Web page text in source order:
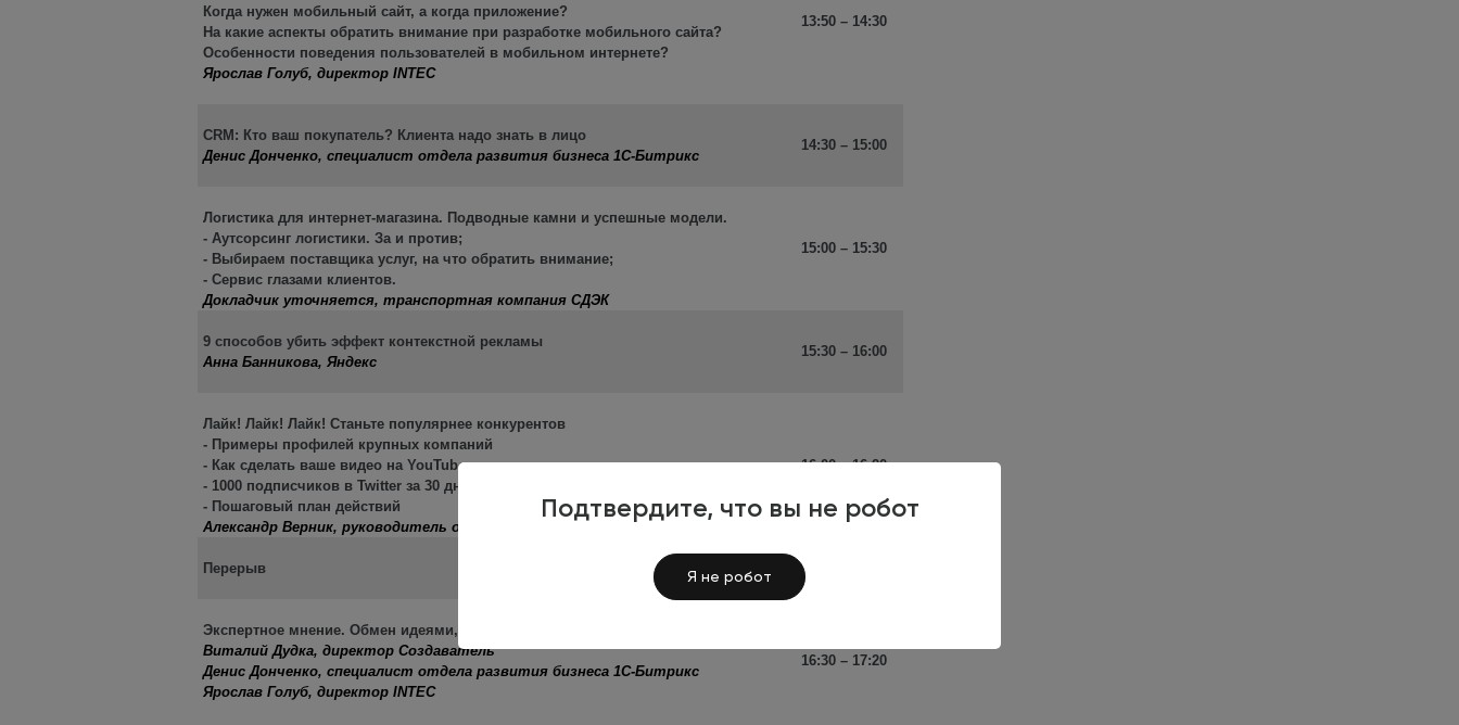
Подтвердите, что вы не робот
Я не робот
Когда нужен мобильный сайт, а когда приложение?
На какие аспекты обратить внимание при разработке мобильного сайта?
Особенности поведения пользователей в мобильном интернете?
Ярослав Голуб, директор INTEC
13:50 – 14:30
CRM: Кто ваш покупатель? Клиента надо знать в лицо
Денис Донченко, специалист отдела развития бизнеса 1С-Битрикс
14:30 – 15:00
Логистика для интернет-магазина. Подводные камни и успешные модели.
- Аутсорсинг логистики. За и против;
- Выбираем поставщика услуг, на что обратить внимание;
- Сервис глазами клиентов.
Докладчик уточняется, транспортная компания CДЭК
15:00 – 15:30
9 способов убить эффект контекстной рекламы
Анна Банникова, Яндекс
15:30 – 16:00
Лайк! Лайк! Лайк! Станьте популярнее конкурентов
- Примеры профилей крупных компаний
- Как сделать ваше видео на YouTube популярным
- 1000 подписчиков в Twitter за 30 дней
- Пошаговый план действий
Александр Верник, руководитель отдела продаж Создаватель
16:00 – 16:20
Перерыв 16:20 - 16:30
Экспертное мнение. Обмен идеями, опытом, ответы на вопросы слушателей
Виталий Дудка, директор Создаватель
Денис Донченко, специалист отдела развития бизнеса 1С-Битрикс
Ярослав Голуб, директор INTEC
16:30 – 17:20